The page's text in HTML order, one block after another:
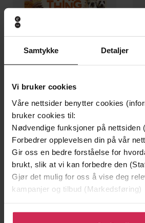
Samtykke Detaljer
Vi bruker cookies
Våre nettsider benytter cookies
bruker cookies til:
Nødvendige funksjoner på nettsiden
Forbedrer opplevelsen din på vår
Gir oss en bedre forståelse for
brukt, slik at vi kan forbedre den
Gjør det mulig for oss å vise deg
kampanjer og tilbud (Markedsføring)
Klikk på «Godta alle» for å gi oss
25,-
The World Cup Of Everything
Richard Osman
EBOK
Undertittel A pointless book
of the hit BBC 1 TV show
Forfattere Alexander Armstrong